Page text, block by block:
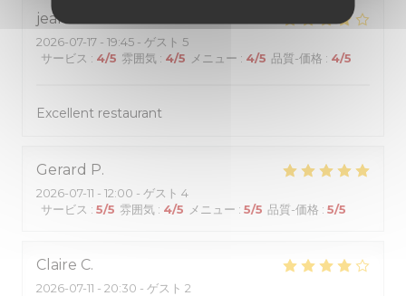
jean-marc
2026-07-17 - 19:45 - ゲスト 5
サービス : 4/5 雰囲気 : 4/5 メニュー : 4/5 品質-価格 : 4/5
Excellent restaurant
Gerard P
2026-07-11 - 12:00 - ゲスト 4
サービス : 5/5 雰囲気 : 4/5 メニュー : 5/5 品質-価格 : 5/5
Claire C
2026-07-11 - 20:30 - ゲスト 2